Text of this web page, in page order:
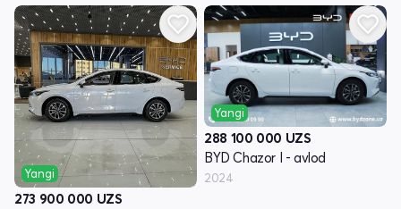
Yangi
273 900 000 UZS
Yangi
288 100 000 UZS
BYD Chazor I - avlod
2024